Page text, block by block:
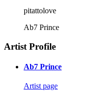
pitattolove
Ab7 Prince
Artist Profile
Ab7 Prince
Artist page